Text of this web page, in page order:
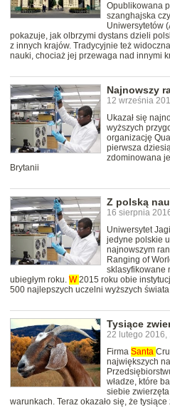
Opublikowana
szanghajska
Uniwersytetów
pokazuje, jak olbrzymi dystans dzieli
z innych krajów. Tradycyjnie też
nauki, chociaż jej przewaga nad innymi
Najnowszy
12 września
Ukazał się
wyższych
organizację
pierwsza
zdominowana
Brytanii
Z polską
16 sierpnia
Uniwersytet
jedyne polskie
najnowszym
Ranging of
sklasyfikowane
ubiegłym roku. W2015 roku obie
500 najlepszych uczelni wyższych świata
Tysiące
22 lutego 2016,
Firma Santa
największych
władze, które
siebie
warunkach. Teraz okazało się, że tysiące